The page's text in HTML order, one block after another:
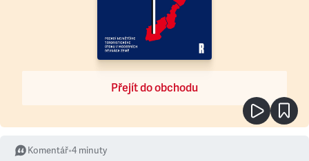
Přejít do obchodu
Komentář•4 minuty